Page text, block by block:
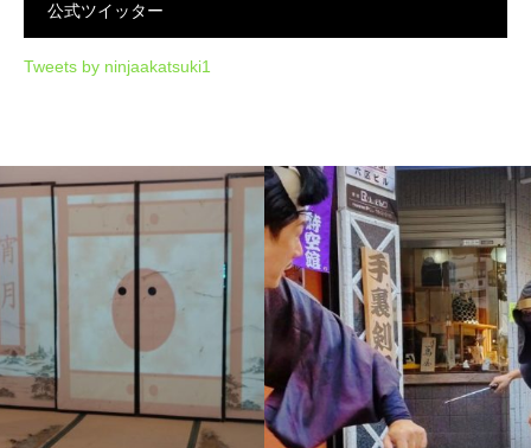
公式ツイッター
Tweets by ninjaakatsuki1